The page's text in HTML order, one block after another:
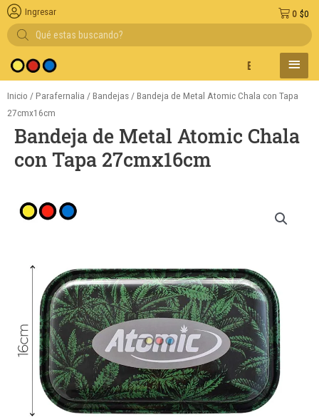
Búsqueda
de
productos
Entregas en el día
$0
0
Ingresar
MENÚ
Inicio / Parafernalia / Bandejas / Bandeja de Metal Atomic Chala con Tapa
27cmx16cm
Bandeja de Metal Atomic Chala
con Tapa 27cmx16cm